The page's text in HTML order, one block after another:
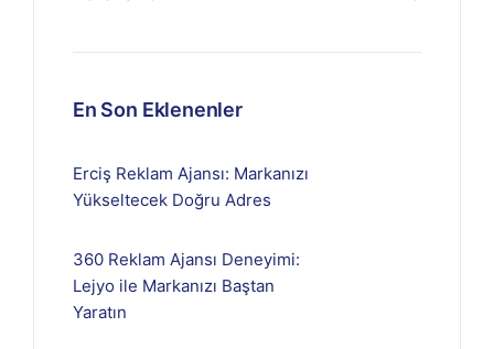
En Son Eklenenler
Erciş Reklam Ajansı: Markanızı
Yükseltecek Doğru Adres
360 Reklam Ajansı Deneyimi:
Lejyo ile Markanızı Baştan
Yaratın